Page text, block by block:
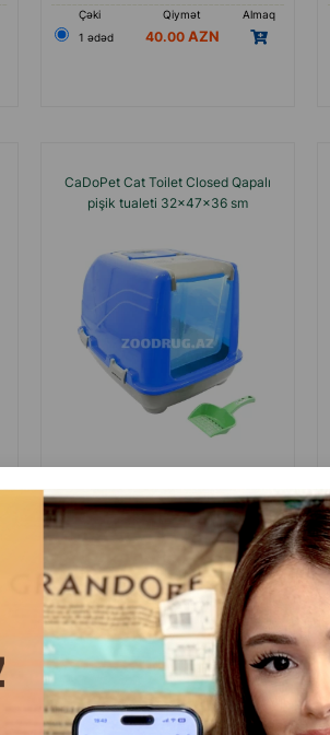
Çəki Qiymət
Almaq
1 ədəd
40.00
CaDoPet Cat Toilet Closed Qapalı
pişik tualeti 32x47x36 sm
(0 Rəylər)
Qiymət
Almaq
Pişik tualeti üçün plastik kürək